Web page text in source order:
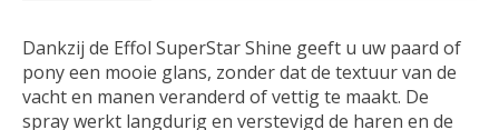
Dankzij de Effol SuperStar Shine geeft u uw paard of
pony een mooie glans, zonder dat de textuur van de
vacht en manen veranderd of vettig te maakt. De
spray werkt langdurig en verstevigd de haren en de